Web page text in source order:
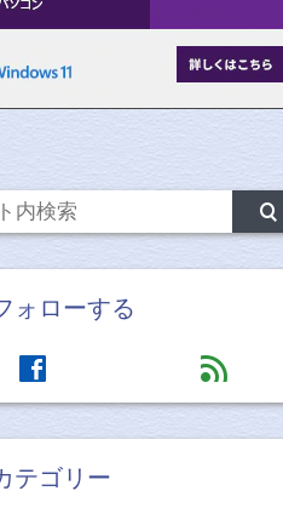
ォローする
facebook feed
テゴリー